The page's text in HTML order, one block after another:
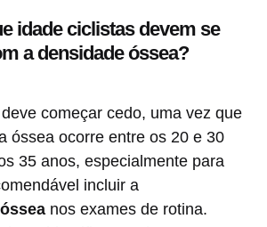
idade ciclistas devem se
a densidade óssea?
começar cedo, uma vez que
óssea ocorre entre os 20 e 30
35 anos, especialmente para
incluir a
nos exames de rotina.